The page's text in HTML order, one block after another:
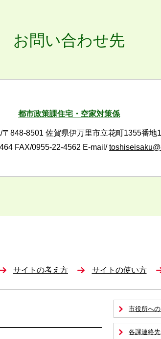
お問い合わせ先
都市政策課住宅・空家対策係
〒848-8501 佐賀県伊万里市立花町1355番地1
FAX/0955-22-4562 E-mail/
サイトの考え方 サイトの使い方
市役所へ
各課連絡先